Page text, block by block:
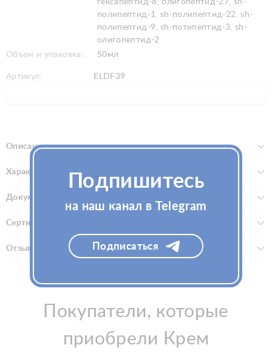
полипептид-1, sh-полипептид-22, sh-
полипептид-9, sh-потипептид-3, sh-
олигопептид-2
Объем и упаковка:
50мл
Артикул: ELDF39
Описание
Характеристики
Документы
Сертификаты
Отзывы (0)
Покупатели, которые
приобрели Крем
Подпишитесь
на наш канал в Telegram
Подписаться